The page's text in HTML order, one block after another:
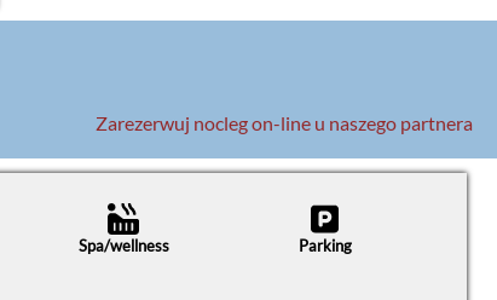
Zarezerwuj nocleg on-line u naszego partnera
Spa/wellness Parking